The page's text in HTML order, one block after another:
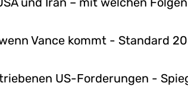
Vance kommt - Standard
US-Forderungen -